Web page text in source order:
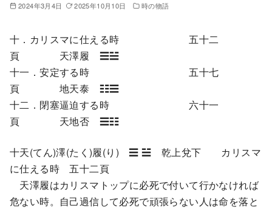
2024年3月4日 2025年10月10日 時の物語
十．カリスマに仕える時 五十二
頁 天澤履 ☰☱
十一．安定する時 五十七
頁 地天泰 ☷☰
十二．閉塞逼迫する時 六十一
頁 天地否 ☰☷
十天(てん)澤(たく)履(り) ☰ ☱ 乾上兌下 カリスマ
に仕える時 五十二頁
天澤履はカリスマトップに必死で付いて行かなければ
危ない時。自己過信して必死で頑張らない人は命を落と